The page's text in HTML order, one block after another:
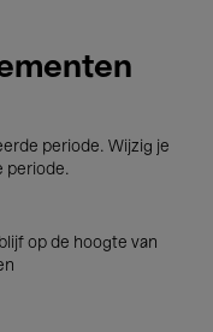
periode. Wijzig je
periode.
op de hoogte van